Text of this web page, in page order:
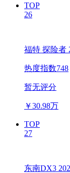
TOP
26
福特 探险者
热度指数748
暂无评分
￥30.98万
TOP
27
东南DX3